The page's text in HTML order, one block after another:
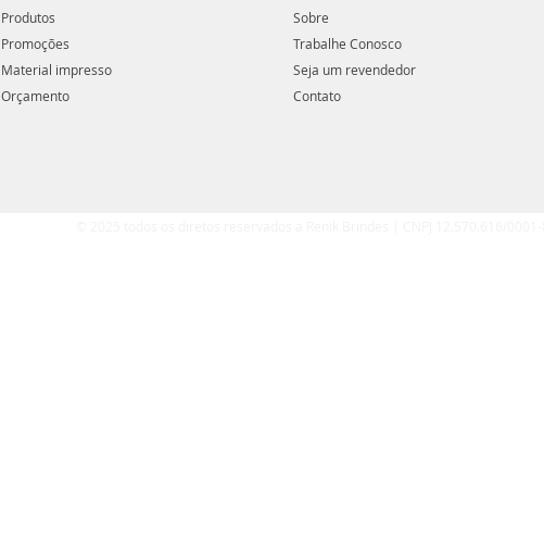
Produtos
Promoções
Material impresso
Orçamento
Sobre
Trabalhe Conosco
Seja um revendedor
Contato